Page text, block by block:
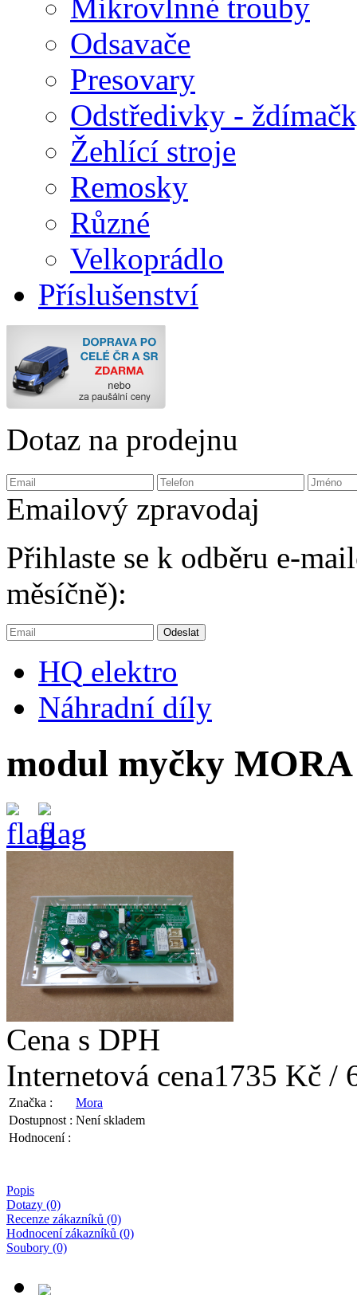
Mikrovlnné trouby
Odsavače
Presovary
Odstředivky -
Žehlící stroje
Remosky
Různé
Velkoprádlo
Příslušenství
Dotaz na prodejnu
Emailový zpravodaj
Přihlaste se k odběru e-
měsíčně):
HQ elektro
Náhradní díly
modul myčky
Cena s DPH
Internetová cena1735 Kč /
Značka :
Mora
Dostupnost : Není skladem
Hodnocení :
Popis
Dotazy (0)
Recenze zákazníků (0)
Hodnocení zákazníků (0)
Soubory (0)